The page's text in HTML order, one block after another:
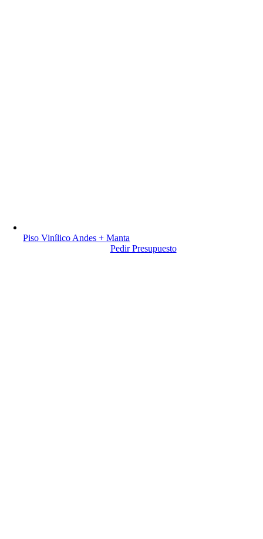
Piso Vinílico Andes + Manta
Pedir Presupuesto